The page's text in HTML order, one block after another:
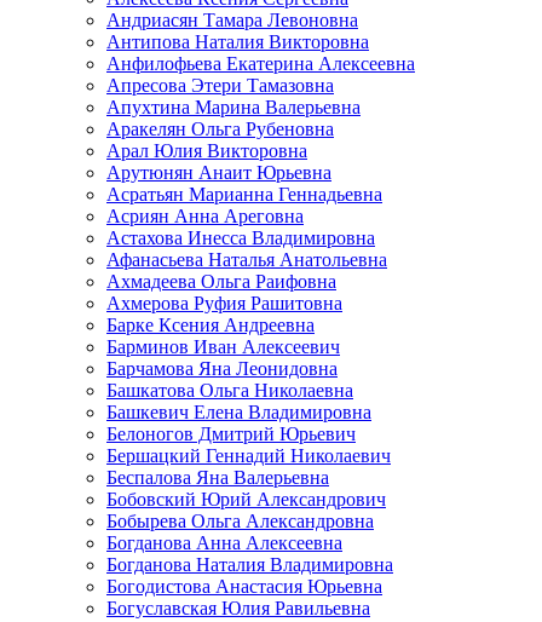
Андриасян Тамара Левоновна
Антипова Наталия Викторовна
Анфилофьева Екатерина Алексеевна
Апресова Этери Тамазовна
Апухтина Марина Валерьевна
Аракелян Ольга Рубеновна
Арал Юлия Викторовна
Арутюнян Анаит Юрьевна
Асратьян Марианна Геннадьевна
Асриян Анна Ареговна
Астахова Инесса Владимировна
Афанасьева Наталья Анатольевна
Ахмадеева Ольга Раифовна
Ахмерова Руфия Рашитовна
Барке Ксения Андреевна
Барминов Иван Алексеевич
Барчамова Яна Леонидовна
Башкатова Ольга Николаевна
Башкевич Елена Владимировна
Белоногов Дмитрий Юрьевич
Бершацкий Геннадий Николаевич
Беспалова Яна Валерьевна
Бобовский Юрий Александрович
Бобырева Ольга Александровна
Богданова Анна Алексеевна
Богданова Наталия Владимировна
Богодистова Анастасия Юрьевна
Богуславская Юлия Равильевна